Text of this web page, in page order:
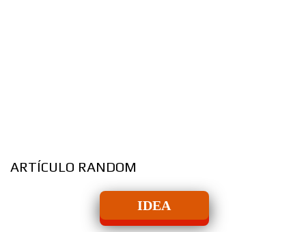
ARTÍCULO RANDOM
IDEA